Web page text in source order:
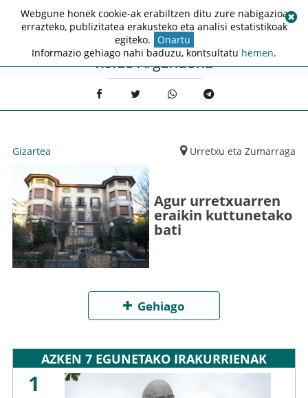
Koldo Argandoña
Gizartea Urretxu eta Zumarraga
Agur urretxuarren
eraikin kuttunetako
bati
Gehiago
AZKEN 7 EGUNETAKO IRAKURRIENAK
1
Webgune honek cookie-ak erabiltzen ditu zure nabigazioa
errazteko, publizitatea erakusteko eta analisi estatistikoak
egiteko. Onartu
Informazio gehiago nahi baduzu, kontsultatu hemen.